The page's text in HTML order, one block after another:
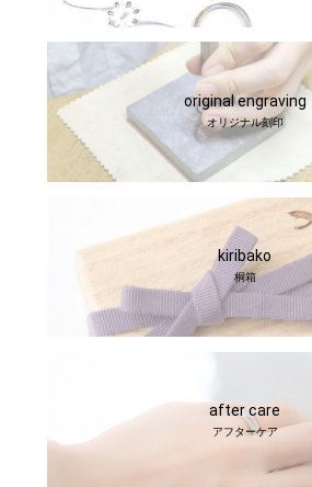
original engraving
オリジナル刻印
kiribako
桐箱
after care
アフターケア